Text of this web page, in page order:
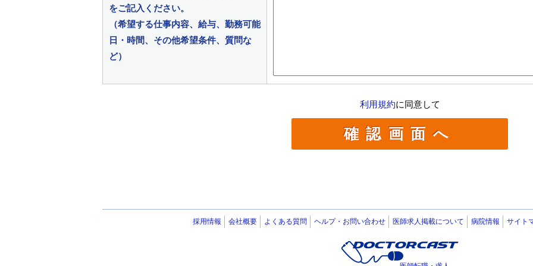
をご記入ください。
（希望する仕事内容、給与、勤務可能
日・時間、その他希望条件、質問な
ど）
利用規約に同意して
採用情報 会社概要 よくある質問 ヘルプ・お問い合わせ 医師求人掲載について 病院情報 サイト